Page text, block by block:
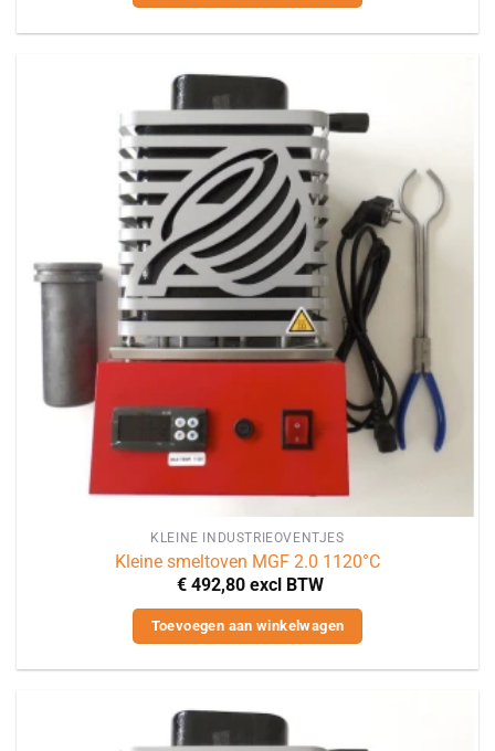
KLEINE INDUSTRIEOVENTJES
Kleine smeltoven MGF 2.0 1120°C
€492,80 excl BTW
Toevoegen aan winkelwagen